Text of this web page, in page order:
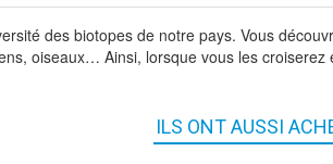
des biotopes de notre pays. Vous
oiseaux… Ainsi, lorsque vous les croiserez
ILS ONT AUSSI